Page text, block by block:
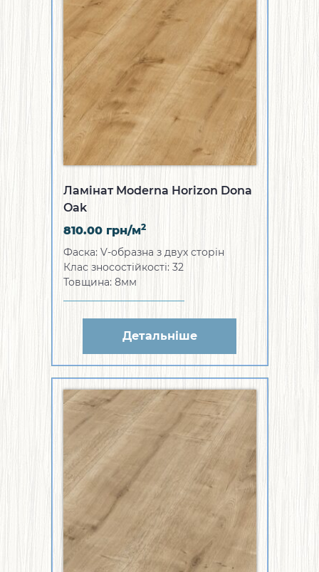
Ламінат Moderna Horizon Dona
Oak
810.00 грн/м2
Фаска: V-образна з двух сторін
Клас зносостійкості: 32
Товщина: 8мм
Детальніше